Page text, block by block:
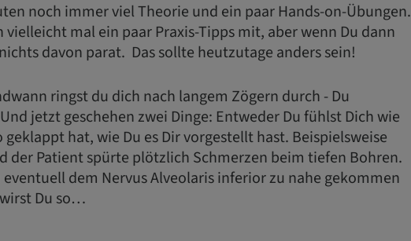
noch immer viel Theorie und ein paar Hands-on-Übungen.
mal ein paar Praxis-Tipps mit, aber wenn Du dann
davon parat. Das sollte heutzutage anders sein!
ringst du dich nach langem Zögern durch - Du
jetzt geschehen zwei Dinge: Entweder Du fühlst Dich wie
geklappt hat, wie Du es Dir vorgestellt hast. Beispielsweise
der Patient spürte plötzlich Schmerzen beim tiefen Bohren.
eventuell dem Nervus Alveolaris inferior zu nahe gekommen
Du so…